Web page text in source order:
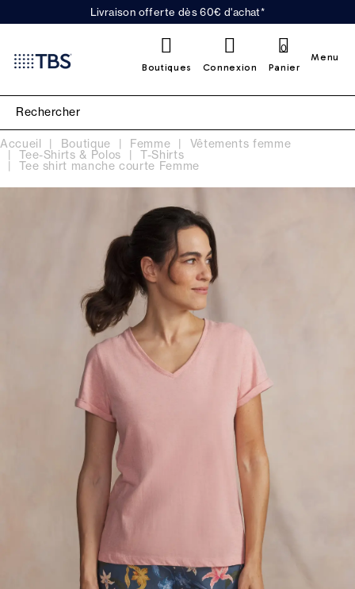
Livraison offerte dès 60€ d'achat*
Boutiques Connexion Panier
0
Menu
Accueil Boutique Femme Vêtements femme
Tee-Shirts & Polos T-Shirts
Tee shirt manche courte Femme